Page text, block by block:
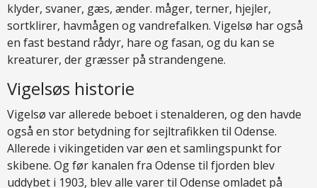
klyder, svaner, gæs, ænder. måger, terner, hjejler,
sortklirer, havmågen og vandrefalken. Vigelsø har også
en fast bestand rådyr, hare og fasan, og du kan se
kreaturer, der græsser på strandengene.
Vigelsøs historie
Vigelsø var allerede beboet i stenalderen, og den havde
også en stor betydning for sejltrafikken til Odense.
Allerede i vikingetiden var øen et samlingspunkt for
skibene. Og før kanalen fra Odense til fjorden blev
uddybet i 1903, blev alle varer til Odense omladet på